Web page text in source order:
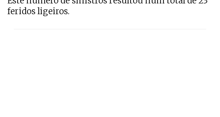
feridos ligeiros.